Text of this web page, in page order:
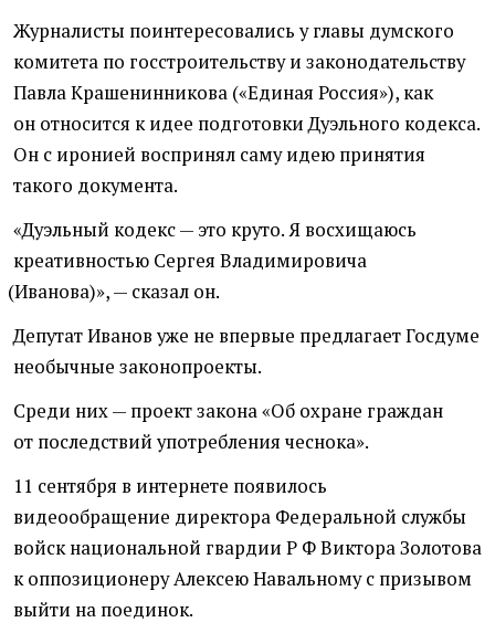
Журналисты поинтересовались у главы думского
комитета по госстроительству и законодательству
Павла Крашенинникова («Единая Россия»), как
он относится к идее подготовки Дуэльного кодекса.
Он с иронией воспринял саму идею принятия
такого документа.
«Дуэльный кодекс — это круто. Я восхищаюсь
креативностью Сергея Владимировича
(Иванова)», — сказал он.
Депутат Иванов уже не впервые предлагает Госдуме
необычные законопроекты.
Среди них — проект закона«Об охране граждан
от последствий употребления чеснока».
11 сентября в интернете появилось
видеообращение директора Федеральной службы
войск национальной гвардии Р Ф ВиктораЗолотова
к оппозиционеру Алексею Навальному с призывом
выйти на поединок.